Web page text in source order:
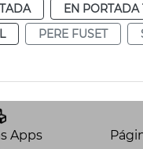
EN PORTADA
PERE FUSET
Apps